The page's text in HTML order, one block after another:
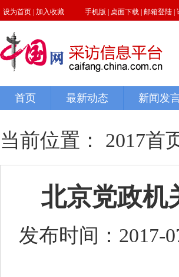
当前位置： 2017首
北京党政机
发布时间：2017-